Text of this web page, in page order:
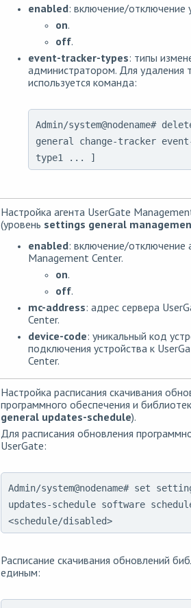
enabled: включение/отключение
on.
off.
event-tracker-types: типы
администратором. Для удаления
используется команда:
Admin/system@nodename#
general change-tracker
type1 ... ]
Настройка агента UserGate
(уровень settings general
enabled: включение/отключение
Management Center.
on.
off.
mc-address: адрес сервера
Center.
device-code: уникальный код
подключения устройства к
Center.
Настройка расписания скачивания
программного обеспечения и
general updates-schedule).
Для расписания обновления
UserGate:
Admin/system@nodename# set
updates-schedule software
<schedule/disabled>
Расписание скачивания обновлений
единым: